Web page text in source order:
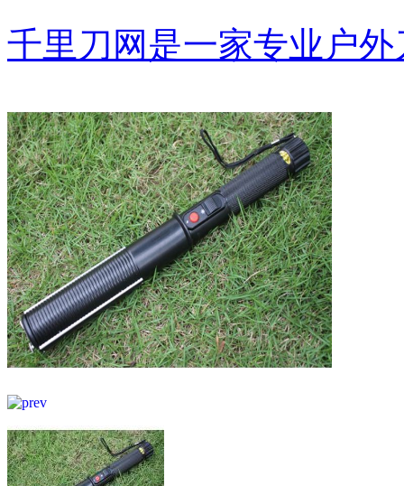
千里刀网是一家专业户